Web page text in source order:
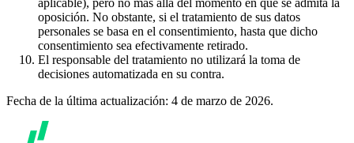
oposición. No obstante, si el tratamiento de sus datos
personales se basa en el consentimiento, hasta que dicho
consentimiento sea efectivamente retirado.
El responsable del tratamiento no utilizará la toma de
decisiones automatizada en su contra.
Fecha de la última actualización: 4 de marzo de 2026.